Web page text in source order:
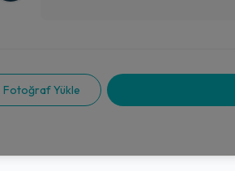
Fotoğraf Yükle